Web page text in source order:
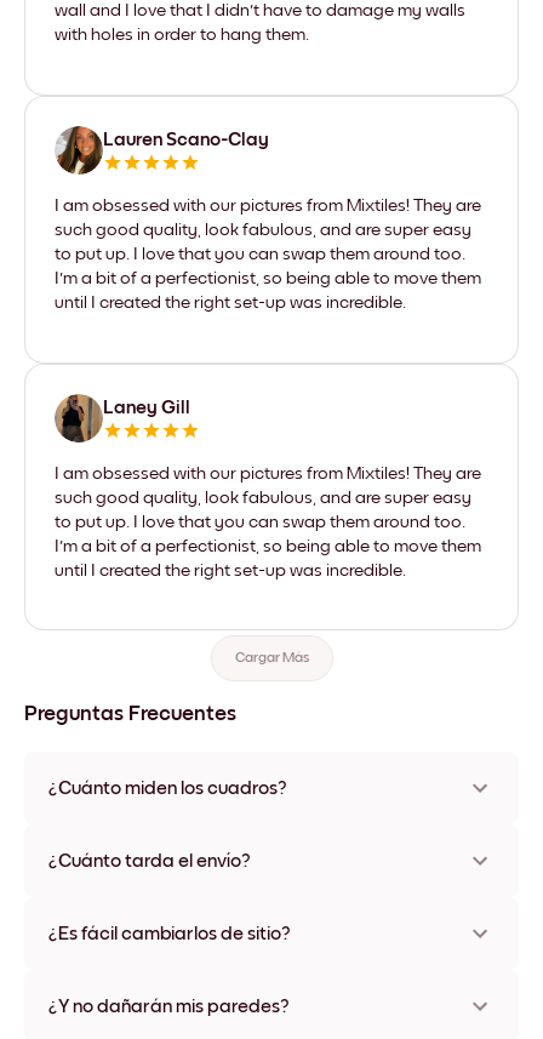
wall and I love that I didn't have to damage my walls
with holes in order to hang them.
Lauren Scano-Clay
I am obsessed with our pictures from Mixtiles! They are
such good quality, look fabulous, and are super easy
to put up. I love that you can swap them around too.
I'm a bit of a perfectionist, so being able to move them
until I created the right set-up was incredible.
Laney Gill
I am obsessed with our pictures from Mixtiles! They are
such good quality, look fabulous, and are super easy
to put up. I love that you can swap them around too.
I'm a bit of a perfectionist, so being able to move them
until I created the right set-up was incredible.
Cargar Más
Preguntas Frecuentes
¿Cuánto miden los cuadros?
varios materiales y colores de marco, incluidas opciones sin
¿Cuánto tarda el envío?
disponibles en algunos países. Te enviaremos un número de
¿Es fácil cambiarlos de sitio?
ningún daño
¿Y no dañarán mis paredes?